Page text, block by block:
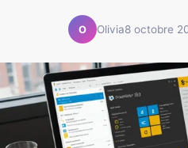
O Olivia8 octobre